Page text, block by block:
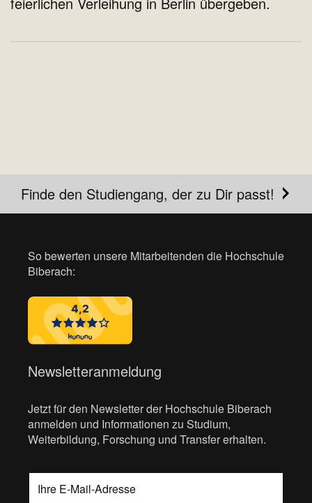
Finde den Studiengang, der zu Dir passt!
So bewerten unsere Mitarbeitenden die Hochschule
Biberach:
Newsletteranmeldung
Jetzt für den Newsletter der Hochschule Biberach
anmelden und Informationen zu Studium,
Weiterbildung, Forschung und Transfer erhalten.